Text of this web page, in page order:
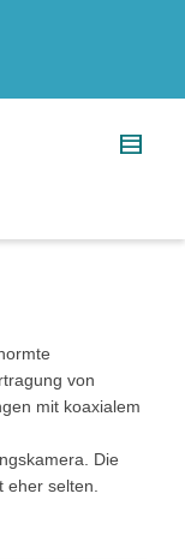
von
mit koaxialem
Die
selten.